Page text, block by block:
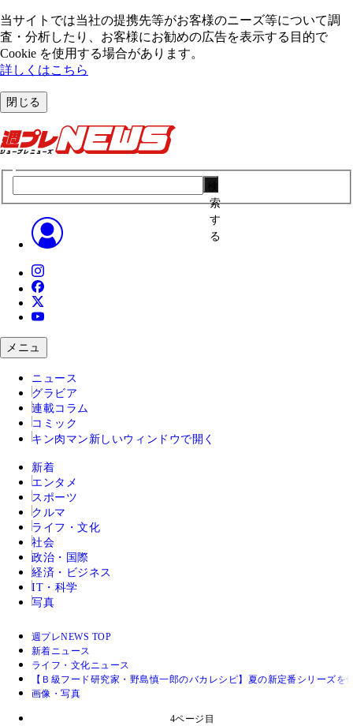
当サイトでは当社の提携先等がお客様のニーズ等について調
査・分析したり、お客様にお勧めの広告を表⽰する⽬的で
Cookie を使⽤する場合があります。
詳しくはこちら
閉じる
索
す
る
メニュ
ニュース
グラビア
連載コラム
コミック
キン肉マン 新しいウィンドウで開く
新着
エンタメ
スポーツ
クルマ
ライフ・文化
社会
政治・国際
経済・ビジネス
IT・科学
写真
週プレNEWS TOP
新着ニュース
ライフ・文化ニュース
【Ｂ級フード研究家・野島慎一郎のバカレシピ】夏の新定番シリーズ
画像・写真
4ページ目